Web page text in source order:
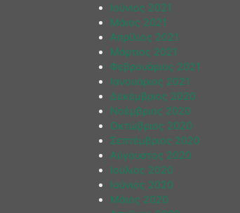
Ιούνιος 2021
Μάιος 2021
Απρίλιος 2021
Μάρτιος 2021
Φεβρουάριος 2021
Ιανουάριος 2021
Δεκέμβριος 2020
Νοέμβριος 2020
Οκτώβριος 2020
Σεπτέμβριος 2020
Αύγουστος 2020
Ιούλιος 2020
Ιούνιος 2020
Μάιος 2020